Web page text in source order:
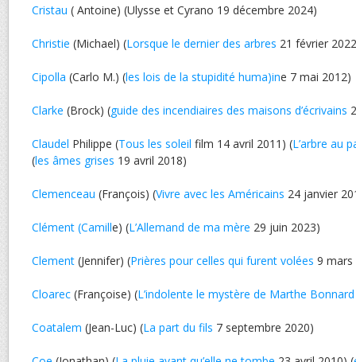
Cristau ( Antoine) (Ulysse et Cyrano 19 décembre 2024)
Christie (Michael) (Lorsque le dernier des arbres 21 février
Cipolla (Carlo M.) (les lois de la stupidité huma)ine 7 mai 2012)
Clarke (Brock) (guide des incendiaires des maisons d’écrivains
Claudel Philippe (Tous les soleil film 14 avril 2011) (L’arbre au
(les âmes grises 19 avril 2018)
Clemenceau (François) (Vivre avec les Américains 24 janvier
Clément (Camille) (L’Allemand de ma mère 29 juin 2023)
Clement (Jennifer) (Prières pour celles qui furent volées 9 mars
Cloarec (Françoise) (L’indolente le mystère de Marthe Bonnard
Coatalem (Jean-Luc) (La part du fils 7 septembre 2020)